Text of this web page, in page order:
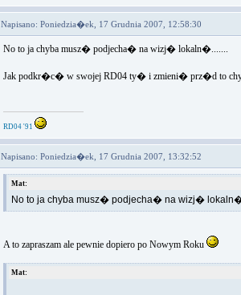
Napisano: Poniedzia�ek, 17 Grudnia 2007, 12:58:30
No to ja chyba musz� podjecha� na wizj� lokaln�.......
Jak podkr�c� w swojej RD04 ty� i zmieni� prz�d to
RD04 '91
Napisano: Poniedzia�ek, 17 Grudnia 2007, 13:32:52
Mat:
No to ja chyba musz� podjecha� na wizj�
A to zapraszam ale pewnie dopiero po Nowym Roku
Mat: